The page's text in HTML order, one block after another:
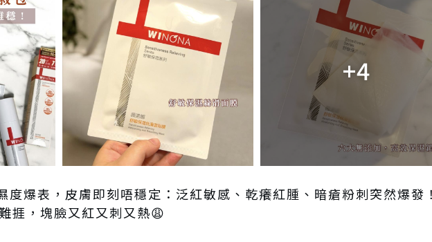
+4
度爆表，皮膚即刻唔穩定：泛紅敏感、乾癢紅腫、暗瘡粉刺突然爆發
捱，塊臉又紅又刺又熱😩